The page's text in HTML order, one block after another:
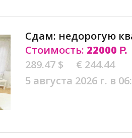
Сдам: недорогую
Стоимость: 22000 Р.
289.47 $
€ 244.44
5 августа 2026 г. в